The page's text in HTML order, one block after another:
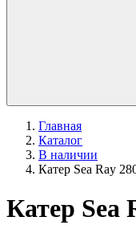
Главная
Каталог
В наличии
Катер Sea Ray
Катер Sea